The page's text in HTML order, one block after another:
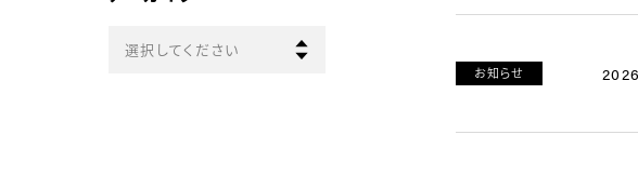
選択してください
お知らせ